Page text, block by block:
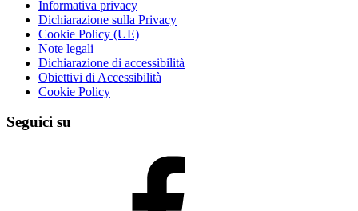
Informativa privacy
Dichiarazione sulla Privacy
Cookie Policy (UE)
Note legali
Dichiarazione di accessibilità
Obiettivi di Accessibilità
Cookie Policy
Seguici su